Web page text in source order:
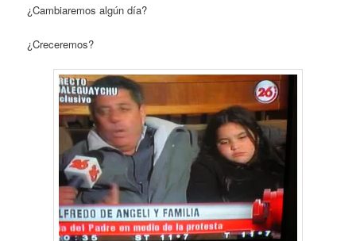
¿Cambiaremos algún día?
¿Creceremos?